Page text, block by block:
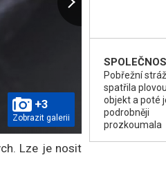
+3
Zobrazit galerii
Lze je nosit
Pobřežní stráž
spatřila
objekt a poté
podrobněji
prozkoumala